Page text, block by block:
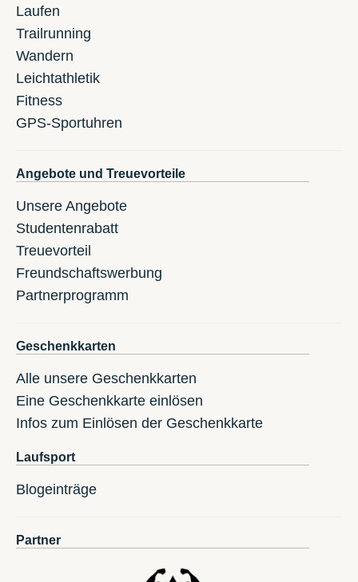
Laufen
Trailrunning
Wandern
Leichtathletik
Fitness
GPS-Sportuhren
Angebote und Treuevorteile
Unsere Angebote
Studentenrabatt
Treuevorteil
Freundschaftswerbung
Partnerprogramm
Geschenkkarten
Alle unsere Geschenkkarten
Eine Geschenkkarte einlösen
Infos zum Einlösen der Geschenkkarte
Laufsport
Blogeinträge
Partner